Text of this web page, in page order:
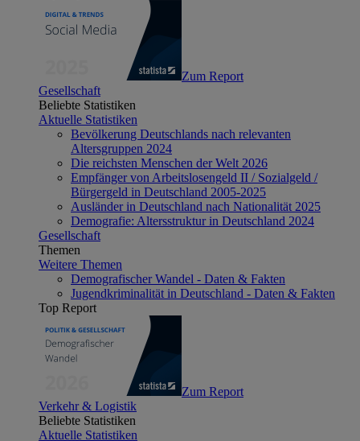
Zum Report
Gesellschaft
Beliebte Statistiken
Aktuelle Statistiken
Bevölkerung Deutschlands nach relevanten
Altersgruppen 2024
Die reichsten Menschen der Welt 2026
Empfänger von Arbeitslosengeld II / Sozialgeld /
Bürgergeld in Deutschland 2005-2025
Ausländer in Deutschland nach Nationalität 2025
Demografie: Altersstruktur in Deutschland 2024
Gesellschaft
Themen
Weitere Themen
Demografischer Wandel - Daten & Fakten
Jugendkriminalität in Deutschland - Daten & Fakten
Top Report
Zum Report
Verkehr & Logistik
Beliebte Statistiken
Aktuelle Statistiken